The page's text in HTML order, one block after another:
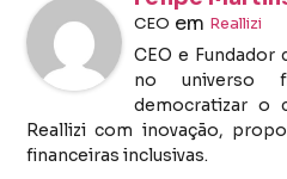
CEO em Reallizi
CEO e Fundador
no universo
democratizar o
Reallizi com inovação,
financeiras inclusivas.